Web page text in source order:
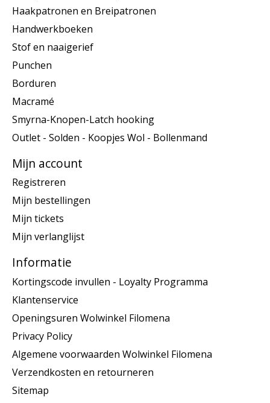
Haakpatronen en Breipatronen
Handwerkboeken
Stof en naaigerief
Punchen
Borduren
Macramé
Smyrna-Knopen-Latch hooking
Outlet - Solden - Koopjes Wol - Bollenmand
Mijn account
Registreren
Mijn bestellingen
Mijn tickets
Mijn verlanglijst
Informatie
Kortingscode invullen - Loyalty Programma
Klantenservice
Openingsuren Wolwinkel Filomena
Privacy Policy
Algemene voorwaarden Wolwinkel Filomena
Verzendkosten en retourneren
Sitemap